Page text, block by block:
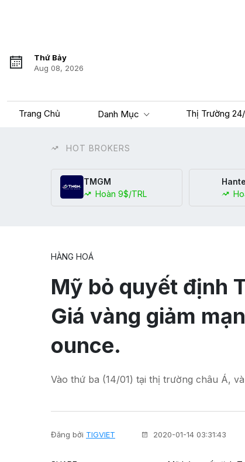
Thứ Bảy
Aug 08, 2026
Trang Chủ Danh Mục Thị Trường
HOT BROKERS
TMGM
Hoàn 9$/TRL
HÀNG HOÁ
Mỹ bỏ quyết định
Giá vàng giảm
ounce.
Vào thứ ba (14/01) tại thị trường châu Á,
Đăng bởi TIGVIET 2020-01-14 03:31:43